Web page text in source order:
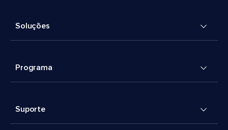
Soluções
Programa
Suporte